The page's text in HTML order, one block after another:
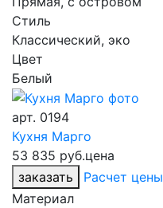
Стиль
Классический, эко
Цвет
Белый
арт. 0194
Кухня Марго
53 835 руб.цена
заказать
Расчет цены
Материал